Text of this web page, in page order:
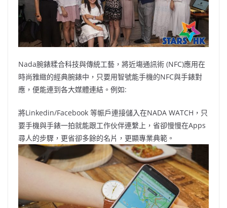
Nada腕錶糅合科技與傳統工藝，將近塲通訊術 (NFC)應用在
時尚雅緻的經典腕錶中，只要用智號能手機的NFC與手錶對
應，便能連到各大媒體連結。例如:
將Linkedin/Facebook 等帪戶連接儲入在NADA WATCH，只
要手機與手錶一拍就能跟工作伙伴連繫上，省卻慢慢在Apps
尋人的步驟，更省卻多餘的名片，更顯專業典範。